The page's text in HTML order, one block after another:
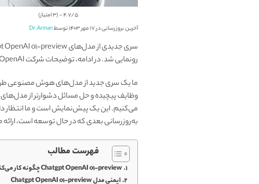
4.7/5 - (3 امتیاز)
آخرین بروزرسانی در ۱۷ مهر ۱۴۰۳ توسط
Dr.Arman
رونمایی شد. در ادامه، توضیحات شرکت OpenAI را در خصوص این مدل خواهید خواند:
ما یک سری جدید از مدل‌های هوش مصنوعی
می‌کنیم. این یک پیش‌نمایش است و ما انتظار
به‌روزرسانی بعدی که در حال توسعه است،
فهرست مطالب
Chatgpt OpenAI o1-preview چگونه کار می‌کند؟
ایمنی مدل Chatgpt OpenAI o1-preview